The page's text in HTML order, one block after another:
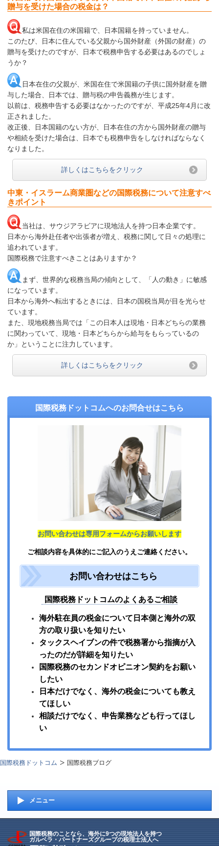
贈与を受けた場合の税金は？
私は米国在住の米国籍で、日本国籍を持っていません。
このたび、日本に住んでいる父親から国外財産（外国の財産）の
贈与を受けたのですが、日本で税務申告する必要はあるのでしょ
うか？
日本在住の父親が、米国在住で米国籍の子供に国外財産を贈
与した場合、日本では、贈与税の申告義務が生じます。
以前は、税務申告する必要はなかったのですが、平成25年4月に改
正されました。
改正後、日本国籍のない方が、日本在住の方から国外財産の贈与
や相続を受けた場合は、日本でも税務申告をしなければならなく
なりました。
詳しくはこちらをクリック
中東・イスラーム商業圏などの国際税務について注意すべ
きポイント
当社は、サウジアラビアに現地法人を持つ日本企業です。
日本から海外赴任者や出張者が増え、税務に関して日々の処理に
追われています。
国際税務で注意すべきことはありますか？
まず、世界的な税務当局の傾向として、「人の動き」に敏感
になっています。
日本から海外へ転出するときには、日本の国税当局が目を光らせ
ています。
また、現地税務当局では「この日本人は現地・日本どちらの業務
に関わっていて、現地・日本どちらから給与をもらっているの
か」ということに注力しています。
詳しくはこちらをクリック
国際税務ドットコムへのお問合せはこちら
お問い合わせは専用フォームからお願いします
ご相談内容を具体的にご記入のうえご連絡ください。
お問い合わせはこちら
国際税務ドットコムのよくあるご相談
海外駐在員の税金について日本側と海外の双
方の取り扱いを知りたい
タックスヘイブンの件で税務署から指摘が入
ったのだが詳細を知りたい
国際税務のセカンドオピニオン契約をお願い
したい
日本だけでなく、海外の税金についても教え
てほしい
相談だけでなく、申告業務なども行ってほし
い
国際税務ドットコム 国際税務ブログ
メニュー
国際税務のことなら、海外に9つの現地法人を持つ
ガルベラ・パートナーズグループの税理士法人へ